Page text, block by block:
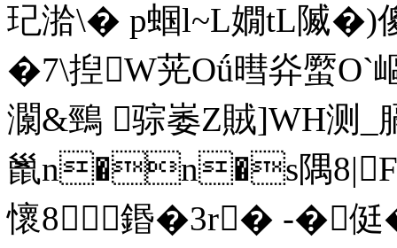
玘湁\� p蝈l~L嫺tL隇�)
�7\揑W茪Oǘ暳灷蟨
灁&鵛 骔崣Z賊]WH测_
巤n�n�s隅
懷8鍲 �3r� -�侹